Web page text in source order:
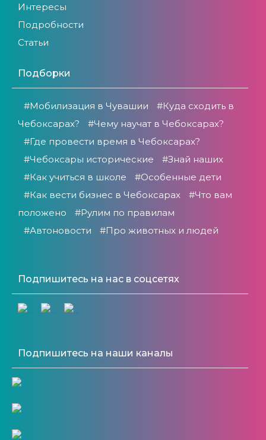
Интересы
Подробности
Статьи
Подборки
#Мобилизация в Чувашии
#Куда сходить в
Чебоксарах?
#Чему научат в Чебоксарах?
#Где провести время в Чебоксарах?
#Чебоксары исторические
#Знай наших
#Как учиться в школе
#Особенные дети
#Как вести бизнес в Чебоксарах
#Что вам
положено
#Рулим по правилам
#Автоновости
#Про животных и людей
Подпишитесь на нас в соцсетях
Подпишитесь на наши каналы